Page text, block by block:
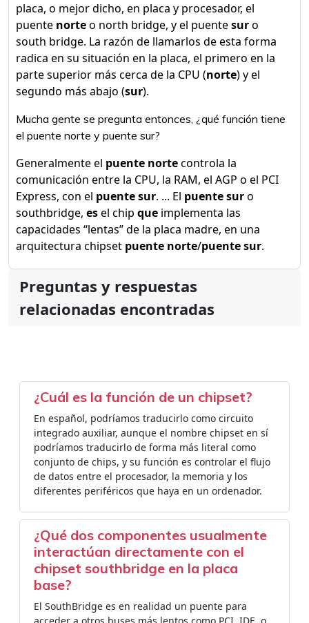
placa, o mejor dicho, en placa y procesador, el
puente norteo north bridge, y el puentesuro
south bridge. La razón de llamarlos de esta forma
radica en su situación en la placa, el primero en la
parte superior más cerca de la CPU (norte) y el
segundo más abajo (sur).
Mucha gente se pregunta entonces, ¿qué función tiene
el puente norte y puente sur?
Generalmente el puente nortecontrola la
comunicación entre la CPU, la RAM, el AGP o el PCI
Express, con el puente sur. ... El puente suro
southbridge, esel chip que implementa las
capacidades “lentas” de la placa madre, en una
arquitectura chipset puente norte/puente sur.
Preguntas y respuestas
relacionadas encontradas
¿Cuál es la función de un chipset?
En español, podríamos traducirlo como circuito
integrado auxiliar, aunque el nombre chipset en sí
podríamos traducirlo de forma más literal como
conjunto de chips, y su función es controlar el flujo
de datos entre el procesador, la memoria y los
diferentes periféricos que haya en un ordenador.
¿Qué dos componentes usualmente
interactúan directamente con el
chipset southbridge en la placa
base?
El SouthBridge es en realidad un puente para